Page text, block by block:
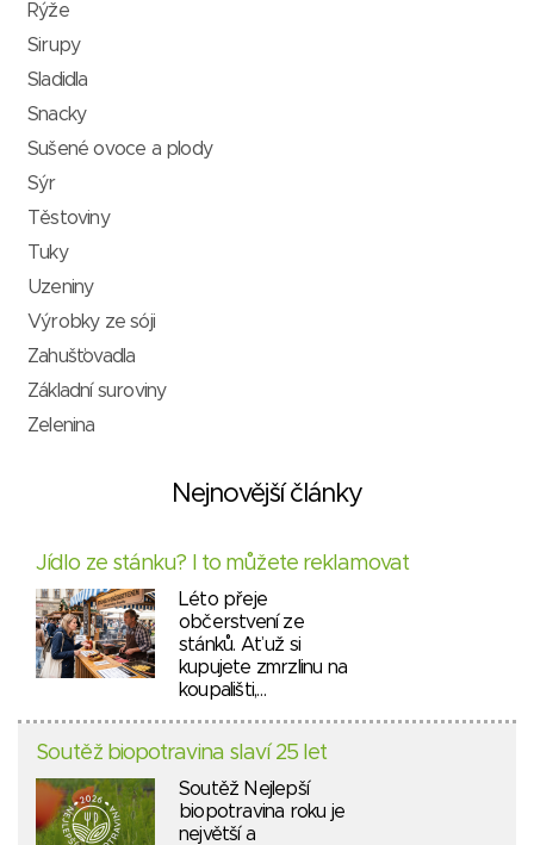
Rýže
Sirupy
Sladidla
Snacky
Sušené ovoce a plody
Sýr
Těstoviny
Tuky
Uzeniny
Výrobky ze sóji
Zahušťovadla
Základní suroviny
Zelenina
Nejnovější články
Jídlo ze stánku? I to můžete reklamovat
Léto přeje
občerstvení ze
stánků. Ať už si
kupujete zmrzlinu na
koupališti,…
Soutěž biopotravina slaví 25 let
Soutěž Nejlepší
biopotravina roku je
největší a